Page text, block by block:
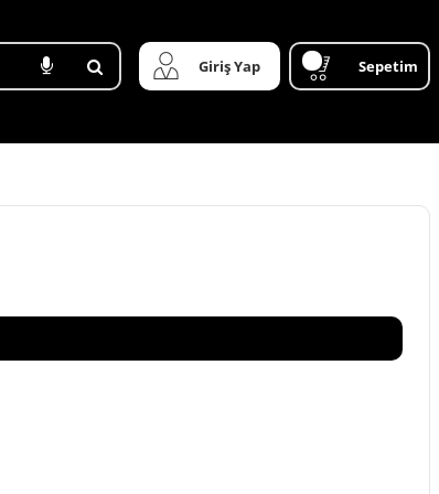
Giriş Yap Sepetim